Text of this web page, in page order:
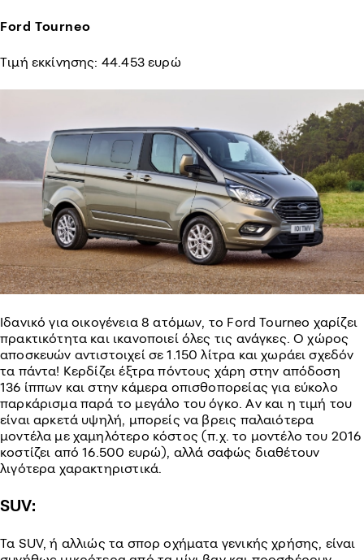
Ford Tourneo
Τιμή εκκίνησης: 44.453 ευρώ
Ιδανικό για οικογένεια 8 ατόμων, το Ford Tourneo χαρίζει
πρακτικότητα και ικανοποιεί όλες τις ανάγκες. Ο χώρος
αποσκευών αντιστοιχεί σε 1.150 λίτρα και χωράει σχεδόν
τα πάντα! Κερδίζει έξτρα πόντους χάρη στην απόδοση
136 ίππων και στην κάμερα οπισθοπορείας για εύκολο
παρκάρισμα παρά το μεγάλο του όγκο. Αν και η τιμή του
είναι αρκετά υψηλή, μπορείς να βρεις παλαιότερα
μοντέλα με χαμηλότερο κόστος (π.χ. το μοντέλο του 2016
κοστίζει από 16.500 ευρώ), αλλά σαφώς διαθέτουν
λιγότερα χαρακτηριστικά.
SUV:
Τα SUV, ή αλλιώς τα σπορ οχήματα γενικής χρήσης, είναι